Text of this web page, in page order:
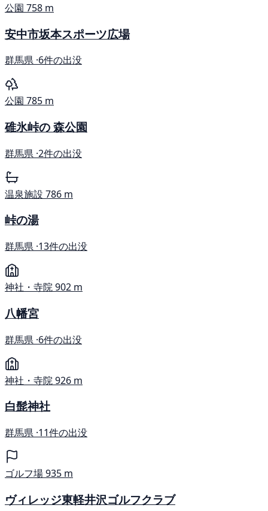
公園 758 m
安中市坂本スポーツ広場
群馬県 ·6件の出没
公園 785 m
碓氷峠の 森公園
群馬県 ·2件の出没
温泉施設 786 m
峠の湯
群馬県 ·13件の出没
神社・寺院902 m
八幡宮
群馬県 ·6件の出没
神社・寺院926 m
白髭神社
群馬県 ·11件の出没
ゴルフ場935 m
ヴィレッジ東軽井沢ゴルフクラブ